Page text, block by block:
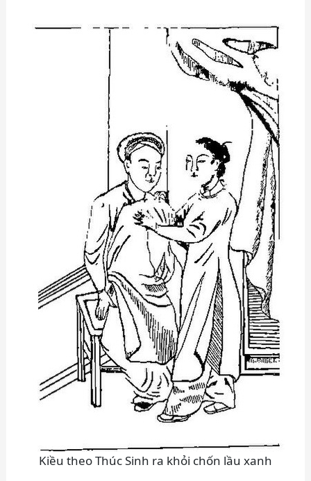
Kiều theo Thúc Sinh ra khỏi chốn lầu xanh